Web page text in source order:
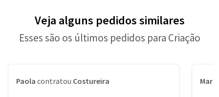
Veja alguns pedidos similares
Esses são os últimos pedidos para Criação
Paola contratou Costureira